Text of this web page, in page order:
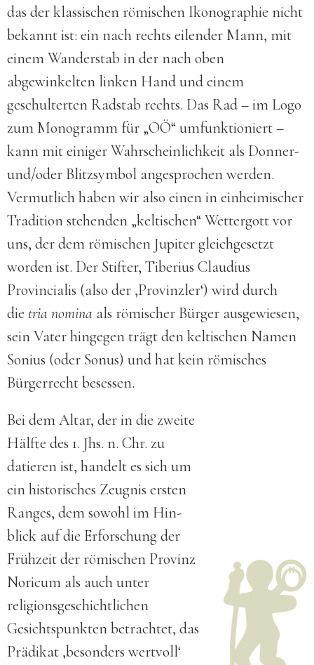
das der klassischen römischen Ikonographie nicht
bekannt ist: ein nach rechts eilender Mann, mit
einem Wanderstab in der nach oben
abgewinkelten linken Hand und einem
geschulterten Radstab rechts. Das Rad – im Logo
zum Monogramm für „OÖ“ umfunktioniert –
kann mit einiger Wahrscheinlichkeit als Donner-
und/oder Blitzsymbol angesprochen werden.
Vermutlich haben wir also einen in einheimischer
Tradition stehenden „keltischen“ Wettergott vor
uns, der dem römischen Jupiter gleichgesetzt
worden ist. Der Stifter, Tiberius Claudius
Provincialis (also der ‚Provinzler‘) wird durch
die tria nomina als römischer Bürger ausgewiesen,
sein Vater hingegen trägt den keltischen Namen
Sonius (oder Sonus) und hat kein römisches
Bürgerrecht besessen.
Bei dem Altar, der in die zweite
Hälfte des 1. Jhs. n. Chr. zu
datieren ist, handelt es sich um
ein historisches Zeugnis ersten
Ranges, dem sowohl im Hin­
blick auf die Er­forschung der
Früh­zeit der römischen Provinz
Noricum als auch unter
religions­ge­schicht­lichen
Gesichts­punkten betrachtet, das
Prädi­kat ‚besonders wertvoll‘